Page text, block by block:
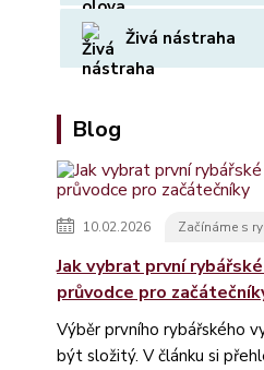
Živá nástraha
Blog
10.02.2026 Začínáme s
Jak vybrat první
průvodce pro
Výběr prvního rybářského
být složitý. V článku si